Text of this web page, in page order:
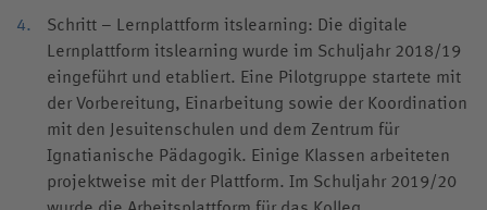
Schritt – Lernplattform itslearning: Die digitale
Lernplattform itslearning wurde im Schuljahr 2018/19
eingeführt und etabliert. Eine Pilotgruppe startete mit
der Vorbereitung, Einarbeitung sowie der Koordination
mit den Jesuitenschulen und dem Zentrum für
Ignatianische Pädagogik. Einige Klassen arbeiteten
projektweise mit der Plattform. Im Schuljahr 2019/20